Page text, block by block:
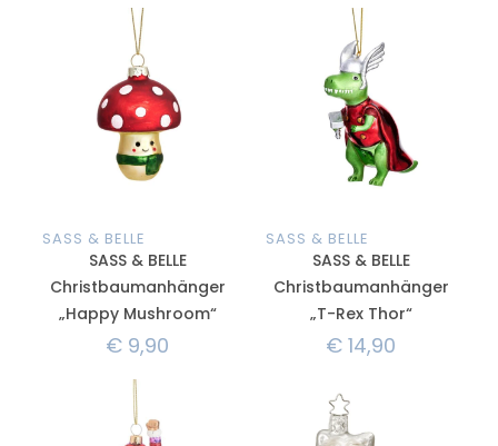
SASS & BELLE
SASS & BELLE
Christbaumanhänger
„Happy Mushroom“
€ 9,90
SASS & BELLE
SASS & BELLE
Christbaumanhänger
„T-Rex Thor“
€ 14,90